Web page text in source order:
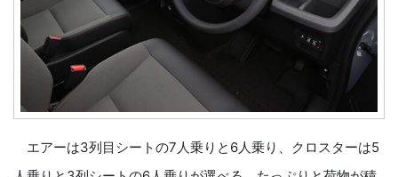
エアーは3列目シートの7人乗りと6人乗り、クロスターは5